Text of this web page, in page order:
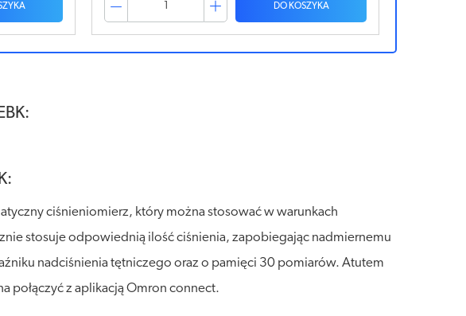
DO KOSZYKA
ciśnieniomierz, który można stosować w warunkach
stosuje odpowiednią ilość ciśnienia, zapobiegając nadmiernemu
nadciśnienia tętniczego oraz o pamięci 30 pomiarów. Atutem
połączyć z aplikacją Omron connect.